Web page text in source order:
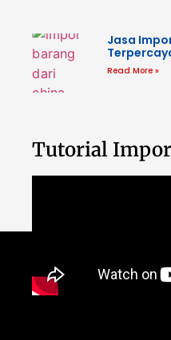
Jasa
Read More »
Tutorial